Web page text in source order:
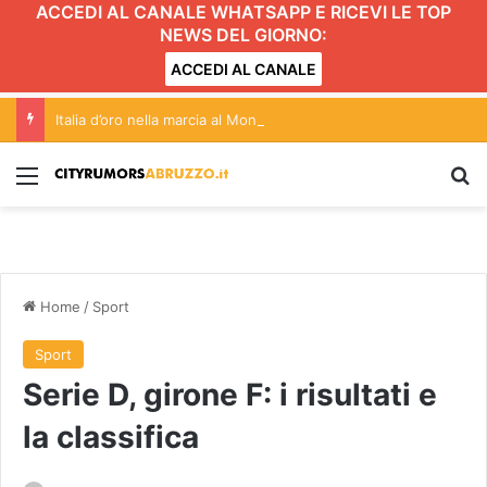
ACCEDI AL CANALE WHATSAPP E RICEVI LE TOP
NEWS DEL GIORNO:
ACCEDI AL CANALE
Menu
Home / Sport
Sport
Serie D, girone F: i risultati e
la classifica